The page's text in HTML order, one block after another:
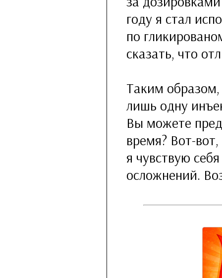
году я стал
по
сказать, что
Таким образом,
лишь одну
Вы можете
время? Вот-
я чувствую
осложнений.